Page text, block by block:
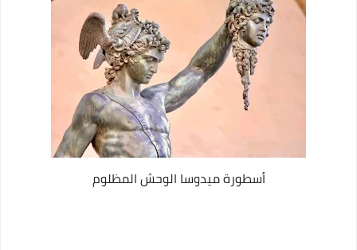
أسطورة ميدوسا الوحش المظلوم